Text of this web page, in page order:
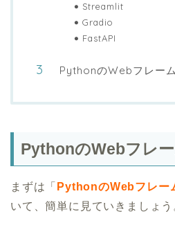
Streamlit
Gradio
FastAPI
PythonのWebフレー
PythonのWebフレ
まずは「 PythonのWebフレー
いて、簡単に見ていきましょう